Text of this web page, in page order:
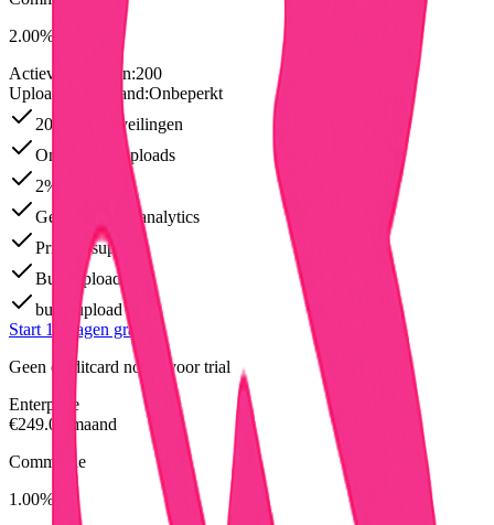
2.00%
Actieve veilingen:200
Uploads per maand:Onbeperkt
200 actieve veilingen
Onbeperkte uploads
2% commissie
Geavanceerde analytics
Priority support
Bulk upload tool
bulk_upload
Start 14 dagen gratis
Geen creditcard nodig voor trial
Enterprise
€249.00
/maand
Commissie
1.00%